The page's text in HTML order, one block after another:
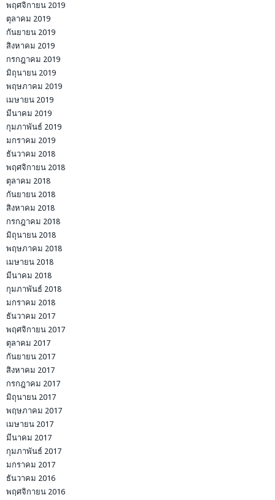
พฤศจิกายน 2019
ตุลาคม 2019
กันยายน 2019
สิงหาคม 2019
กรกฎาคม 2019
มิถุนายน 2019
พฤษภาคม 2019
เมษายน 2019
มีนาคม 2019
กุมภาพันธ์ 2019
มกราคม 2019
ธันวาคม 2018
พฤศจิกายน 2018
ตุลาคม 2018
กันยายน 2018
สิงหาคม 2018
กรกฎาคม 2018
มิถุนายน 2018
พฤษภาคม 2018
เมษายน 2018
มีนาคม 2018
กุมภาพันธ์ 2018
มกราคม 2018
ธันวาคม 2017
พฤศจิกายน 2017
ตุลาคม 2017
กันยายน 2017
สิงหาคม 2017
กรกฎาคม 2017
มิถุนายน 2017
พฤษภาคม 2017
เมษายน 2017
มีนาคม 2017
กุมภาพันธ์ 2017
มกราคม 2017
ธันวาคม 2016
พฤศจิกายน 2016